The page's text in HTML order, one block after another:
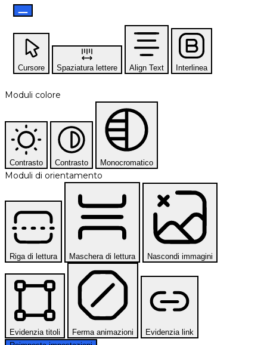
Cursore Spaziatura lettere Align Text Interlinea
Moduli colore
Contrasto Contrasto Monocromatico
Moduli di orientamento
Riga di lettura Maschera di lettura Nascondi immagini
Evidenzia titoli Ferma animazioni
Evidenzia link